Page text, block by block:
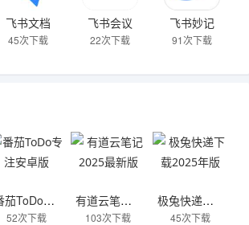
飞书文档
45次下载
飞书会议
22次下载
飞书妙记
91次下载
番茄ToDo专注安卓版
52次下载
有道云笔记2025最新版
103次下载
极兔快递下载2025年版
45次下载